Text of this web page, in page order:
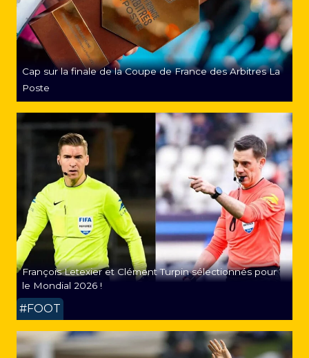
Cap sur la finale de la Coupe de France des Arbitres La
Poste
François Letexier et Clément Turpin sélectionnés pour
le Mondial 2026 !
#FOOT